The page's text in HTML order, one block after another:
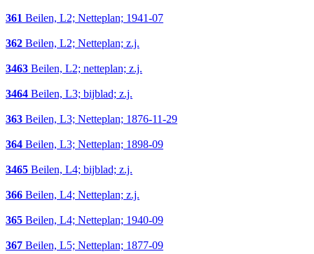
361 Beilen, L2; Netteplan; 1941-07
362 Beilen, L2; Netteplan; z.j.
3463 Beilen, L2; netteplan; z.j.
3464 Beilen, L3; bijblad; z.j.
363 Beilen, L3; Netteplan; 1876-11-29
364 Beilen, L3; Netteplan; 1898-09
3465 Beilen, L4; bijblad; z.j.
366 Beilen, L4; Netteplan; z.j.
365 Beilen, L4; Netteplan; 1940-09
367 Beilen, L5; Netteplan; 1877-09